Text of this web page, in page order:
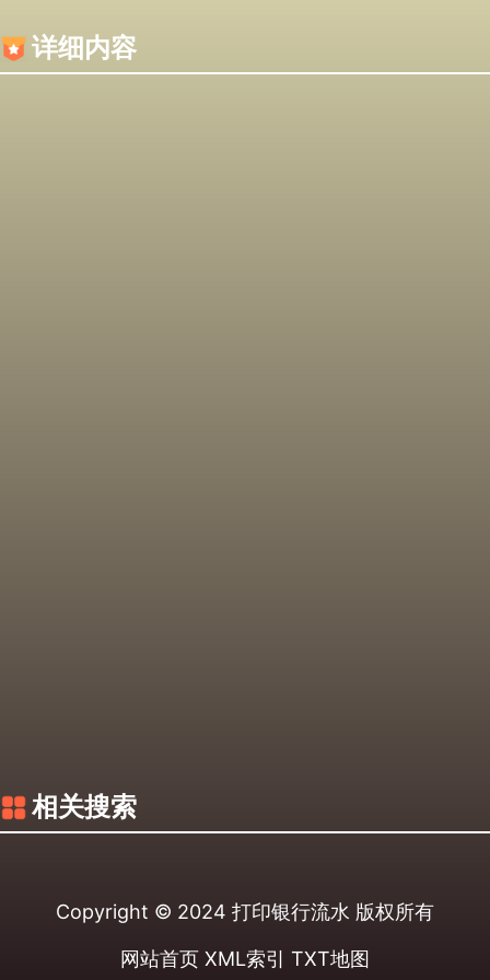
详细内容
相关搜索
Copyright © 2024 打印银行流水 版权所有
网站首页 XML索引 TXT地图